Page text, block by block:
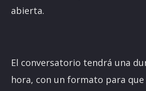
abierta.
El conversatorio tendrá una
hora, con un formato para